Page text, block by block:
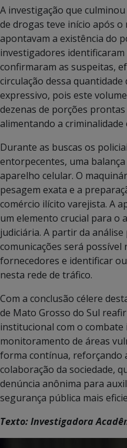
A investigação que
de drogas teve início após
apontavam a existência do
investigadores
confirmaram as suspeitas,
circulação dessa
expressivo, pois este
dezenas de porções
alimentando a criminalidade
Durante as buscas os
entorpecentes, uma
aparelho celular. O
pesagem exata e a
comércio ilícito varejista. A
um elemento crucial para o
judiciária. A partir da
comunicações será possível
fornecedores e identificar
nesta rede de tráfico.
Com a conclusão célere
de Mato Grosso do Sul
institucional com o combate
monitoramento de áreas
forma contínua, reforçando
colaboração da sociedade,
denúncia anônima para
segurança pública mais
Texto: Investigadora